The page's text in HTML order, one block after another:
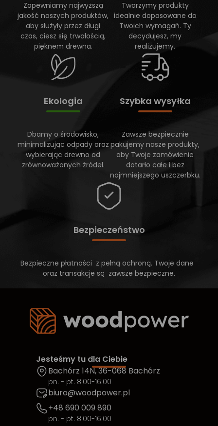
Zapewniamy najwyższą
jakość naszych produktów,
aby służyły przez długi
czas, ciesz się trwałością,
pięknem drewna.
Tworzymy produkty
idealnie dopasowane do
Twoich wymagań. Ty
decydujesz, my
realizujemy.
Ekologia
Dbamy o środowisko,
minimalizując odpady oraz
wybierając drewno od
zrównoważonych źródeł.
Szybka wysyłka
Zawsze bezpiecznie
pakujemy nasze produkty,
aby Twoje zamówienie
dotarło całe i bez
najmniejszego uszczerbku.
Bezpieczeństwo
Bezpieczne płatności z pełną ochroną. Twoje dane
oraz transakcje są zawsze bezpieczne.
Jesteśmy tu dla Ciebie
Bachórz 14N, 36-068 Bachórz
pn. - pt. 8:00-16:00
biuro@woodpower.pl
+48 690 009 890
pn. - pt. 8:00-16:00